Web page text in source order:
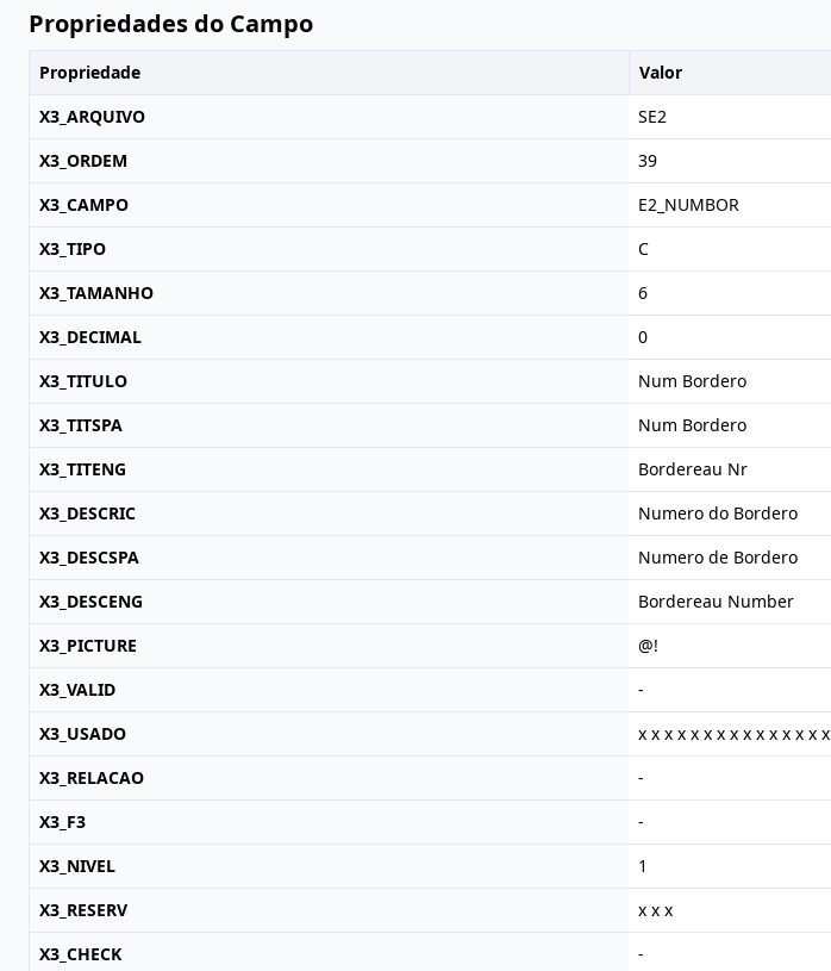
Propriedades do Campo
Propriedade
Valor
X3_ARQUIVO
SE2
X3_ORDEM
39
X3_CAMPO
E2_NUMBOR
X3_TIPO
C
X3_TAMANHO
6
X3_DECIMAL
0
X3_TITULO
Num Bordero
X3_TITSPA
Num Bordero
X3_TITENG
Bordereau Nr
X3_DESCRIC
Numero do Bordero
X3_DESCSPA
Numero de Bordero
X3_DESCENG
Bordereau Number
X3_PICTURE
@!
X3_VALID
-
X3_USADO
x x x x x x x x x x x x x x x
X3_RELACAO
-
X3_F3
-
X3_NIVEL
1
X3_RESERV
x x x
X3_CHECK
-